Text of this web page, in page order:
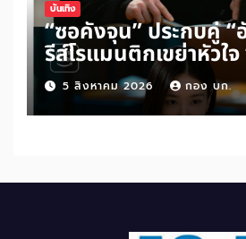
บันเทิง
“ซอคังจุน” ประกบคู่
รีส์โรแมนติกเขย่าหัวใ
Other Than Yours”
5 สิงหาคม 2026 กอง บก.